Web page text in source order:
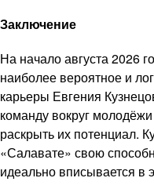
Заключение
На начало августа 2026
наиболее вероятное и
карьеры Евгения
команду вокруг
раскрыть их потенциал.
«Салавате» свою
идеально вписывается в